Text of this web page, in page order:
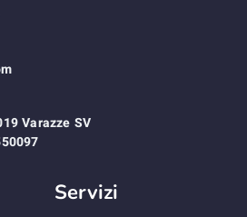
Varazze SV
Servizi